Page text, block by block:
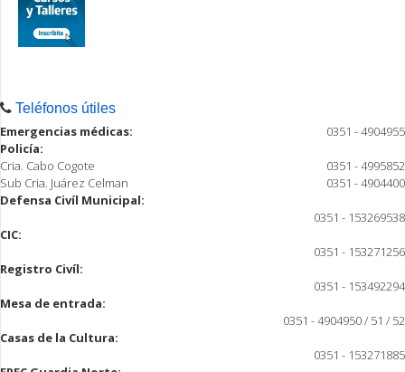
Teléfonos útiles
Emergencias médicas:
0351 - 4904955
Policía:
Cria. Cabo Cogote
0351 - 4995852
Sub Cria. Juárez Celman
0351 - 4904400
Defensa Civíl Municipal:
0351 - 153269538
CIC:
0351 - 153271256
Registro Civíl:
0351 - 153492294
Mesa de entrada:
0351 - 4904950 / 51 / 52
Casas de la Cultura:
0351 - 153271885